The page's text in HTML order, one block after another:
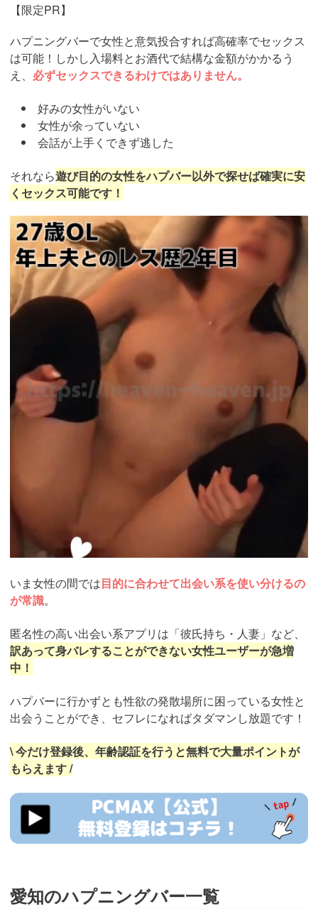
【限定PR】
ハプニングバーで女性と意気投合すれば高確率でセックス
は可能！しかし入場料とお酒代で結構な金額がかかるう
え、 必ずセックスできるわけではありません。
好みの女性がいない
女性が余っていない
会話が上手くできず逃した
それなら遊び目的の女性をハプバー以外で探せば確実に安
くセックス可能です！
https://pcmax.jp/lp/?
ad_id=rm327007
いま女性の間では目的に合わせて出会い系を使い分けるの
が常識。
匿名性の高い出会い系アプリは「彼氏持ち・人妻」など、
訳あって身バレすることができない女性ユーザーが急増
中！
ハプバーに行かずとも性欲の発散場所に困っている女性と
出会うことができ、セフレになればタダマンし放題です！
\ 今だけ登録後、年齢認証を行うと無料で大量ポイントが
もらえます /
https://pcmax.jp/lp/?
ad_id=rm327007
愛知のハプニングバー一覧